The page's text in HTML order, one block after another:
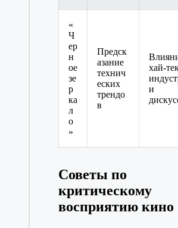
«
Ч
ер
н
ое
зе
р
ка
л
о
»
Предск
азание
технич
еских
трендо
в
хай-
и
Советы по
критическому
восприятию кино